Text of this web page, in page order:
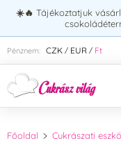
☀️🔥 Tájékoztatjuk
Pénznem: CZK / EUR / Ft
Adja meg a
Főoldal Cukrászati